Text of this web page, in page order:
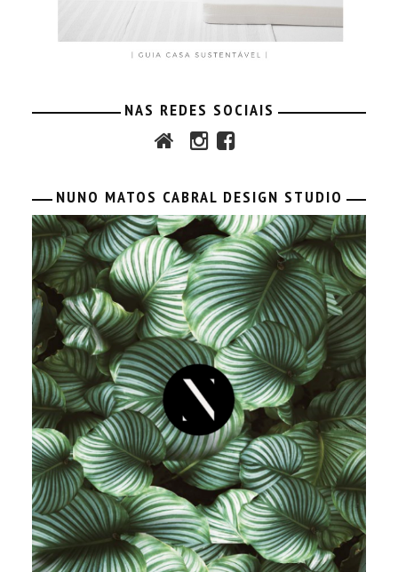
NAS REDES SOCIAIS
NUNO MATOS CABRAL DESIGN STUDIO